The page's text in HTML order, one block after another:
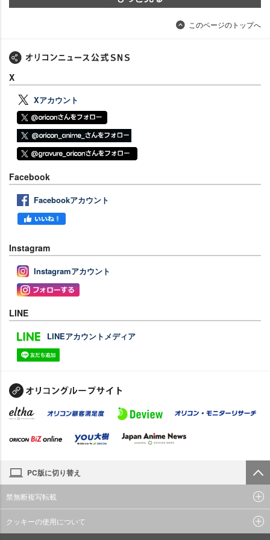
このページのトップへ
X
Xアカウント
Facebook
Facebookアカウント
Instagram
Instagramアカウント
LINE
LINEアカウントメディア
PC版に切り替え
禁無断複写転載
クッキーの使用について